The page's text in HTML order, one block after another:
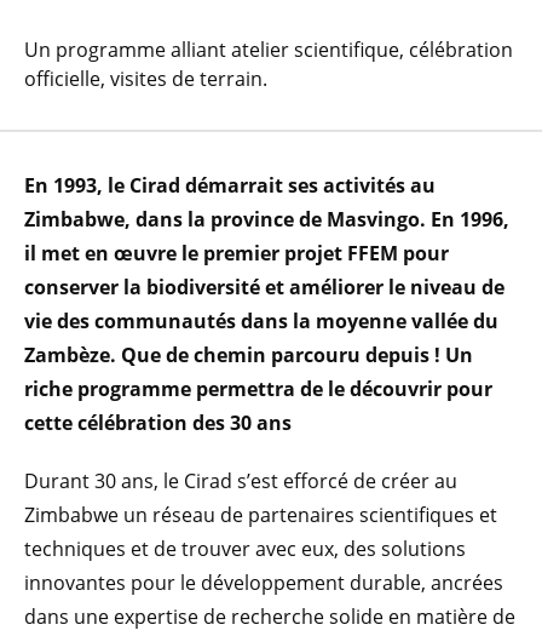
Un programme alliant atelier scientifique, célébration
officielle, visites de terrain.
En 1993, le Cirad démarrait ses activités au
Zimbabwe, dans la province de Masvingo. En 1996,
il met en œuvre le premier projet FFEM pour
conserver la biodiversité et améliorer le niveau de
vie des communautés dans la moyenne vallée du
Zambèze. Que de chemin parcouru depuis ! Un
riche programme permettra de le découvrir pour
cette célébration des 30 ans
Durant 30 ans, le Cirad s’est efforcé de créer au
Zimbabwe un réseau de partenaires scientifiques et
techniques et de trouver avec eux, des solutions
innovantes pour le développement durable, ancrées
dans une expertise de recherche solide en matière de